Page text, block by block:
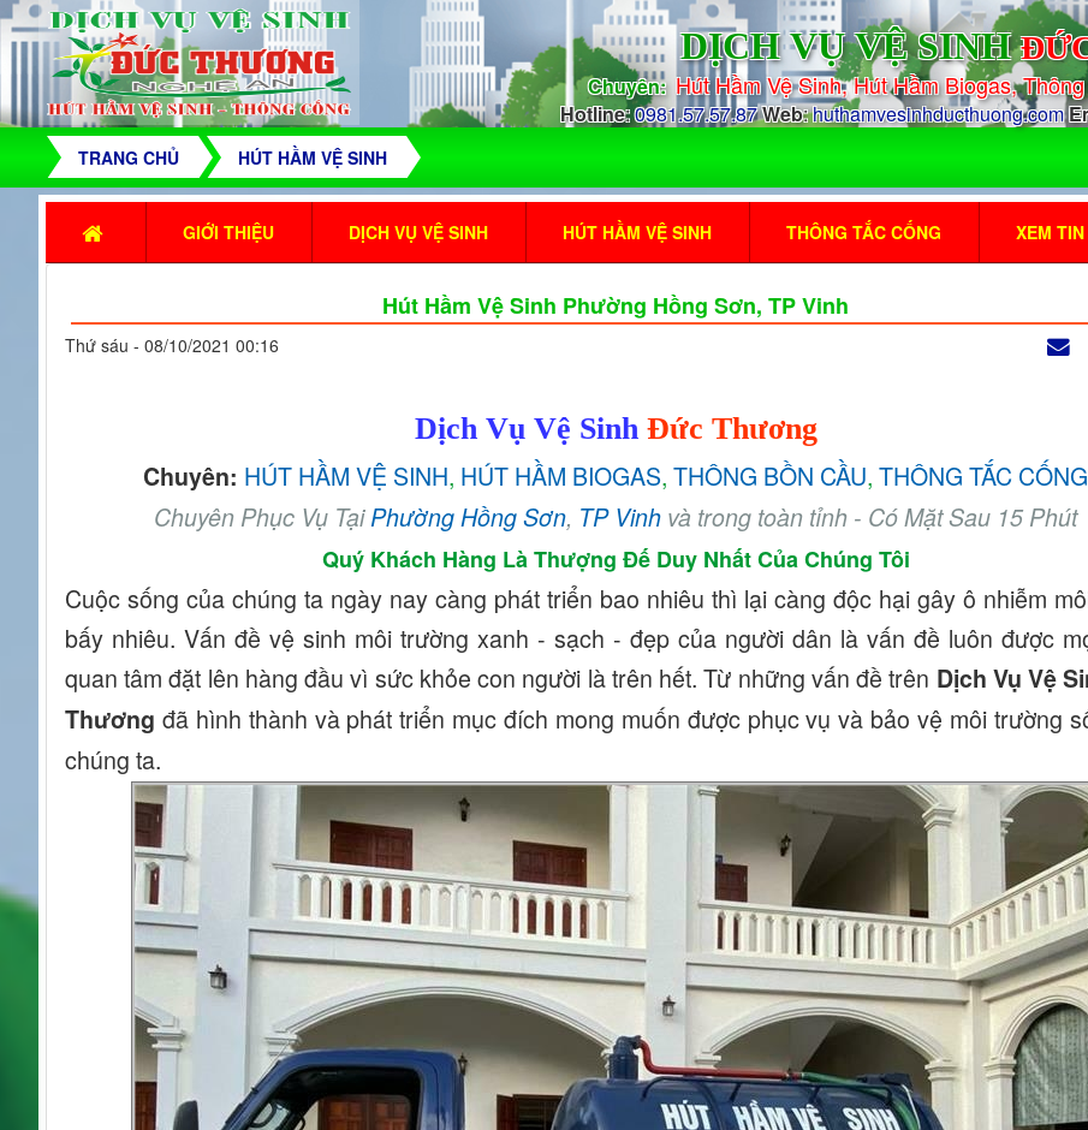
DỊCH VỤ VỆ SINH
Chuyên: Hút Hầm Vệ Sinh, Hút Hầm Biogas,
Hotline:0981.57.57.87Web:huthamvesinhducthuong.com
TRANG CHỦ HÚT HẦM VỆ SINH
GIỚI THIỆU DỊCH VỤ VỆ SINH HÚT HẦM VỆ SINH THÔNG TẮC CỐNG XEM
Hút Hầm Vệ Sinh Phường Hồng Sơn, TP Vinh
Thứ sáu - 08/10/2021 00:16
Dịch Vụ Vệ Sinh Đức Thương
Chuyên: HÚT HẦM VỆ SINH, HÚT HẦM BIOGAS,THÔNG BỒN CẦU,THÔNG TẮC CỐNG
Chuyên Phục Vụ TạiPhường Hồng Sơn, TP Vinh và trong toàn tỉnh - Có Mặt Sau 15 Phút
Quý Khách Hàng Là Thượng Đế Duy Nhất Của Chúng Tôi
Cuộc sống của chúng ta ngày nay càng phát triển bao nhiêu thì lại càng độc hại gây ô nhiễm
bấy nhiêu. Vấn đề vệ sinh môi trường xanh - sạch - đẹp của người dân là vấn đề luôn được
quan tâm đặt lên hàng đầu vì sức khỏe con người là trên hết. Từ những vấn đề trên Dịch Vụ Vệ
Thương đã hình thành và phát triển mục đích mong muốn được phục vụ và bảo vệ môi trường
chúng ta.